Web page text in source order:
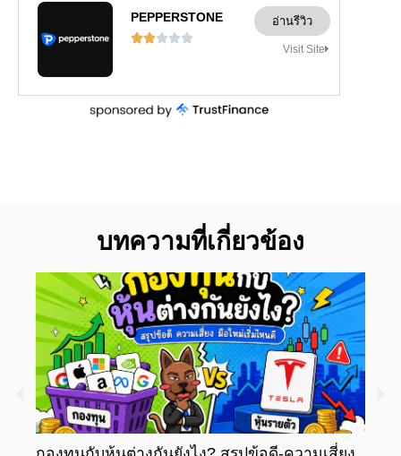
PEPPERSTONE

อ่านรีวิว
Visit Site
บทความที่เกี่ยวข้อง